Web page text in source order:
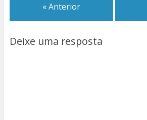
« Anterior
Deixe uma resposta